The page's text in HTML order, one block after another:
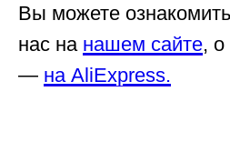
Вы можете
нас на нашем сайте, о
— на AliExpress.